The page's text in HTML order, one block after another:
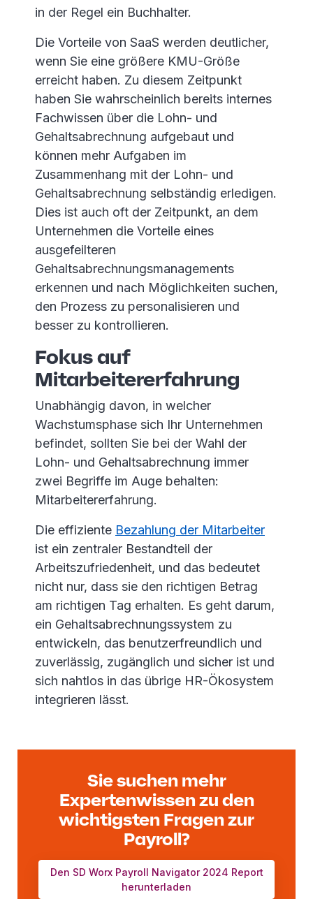
in der Regel ein Buchhalter.
Die Vorteile von SaaS werden deutlicher,
wenn Sie eine größere KMU-Größe
erreicht haben. Zu diesem Zeitpunkt
haben Sie wahrscheinlich bereits internes
Fachwissen über die Lohn- und
Gehaltsabrechnung aufgebaut und
können mehr Aufgaben im
Zusammenhang mit der Lohn- und
Gehaltsabrechnung selbständig erledigen.
Dies ist auch oft der Zeitpunkt, an dem
Unternehmen die Vorteile eines
ausgefeilteren
Gehaltsabrechnungsmanagements
erkennen und nach Möglichkeiten suchen,
den Prozess zu personalisieren und
besser zu kontrollieren.
Fokus auf
Mitarbeitererfahrung
Unabhängig davon, in welcher
Wachstumsphase sich Ihr Unternehmen
befindet, sollten Sie bei der Wahl der
Lohn- und Gehaltsabrechnung immer
zwei Begriffe im Auge behalten:
Mitarbeitererfahrung.
Die effiziente Bezahlung der Mitarbeiter
ist ein zentraler Bestandteil der
Arbeitszufriedenheit, und das bedeutet
nicht nur, dass sie den richtigen Betrag
am richtigen Tag erhalten. Es geht darum,
ein Gehaltsabrechnungssystem zu
entwickeln, das benutzerfreundlich und
zuverlässig, zugänglich und sicher ist und
sich nahtlos in das übrige HR-Ökosystem
integrieren lässt.
Sie suchen mehr
Expertenwissen zu den
wichtigsten Fragen zur
Payroll?
Den SD Worx Payroll Navigator 2024 Report
herunterladen